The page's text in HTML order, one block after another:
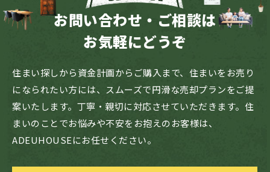
お問い合わせ・ご相談は
お気軽にどうぞ
住まい探しから資金計画からご購入まで、住まいをお売り
になられたい方には、スムーズで円滑な売却プランをご提
案いたします。丁寧・親切に対応させていただきます。住
まいのことでお悩みや不安をお抱えのお客様は、
ADEUHOUSEにお任せください。